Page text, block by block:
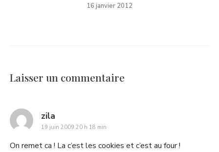
16 janvier 2012
Laisser un commentaire
zila
19 juin 2009 20 h 18 min
On remet ca ! La c’est les cookies et c’est au four !